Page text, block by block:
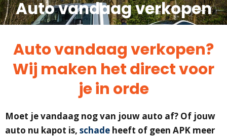
Auto vandaag verkopen
Auto vandaag verkopen?
Wij maken het direct voor
je in orde
Moet je vandaag nog van jouw auto af? Of jouw
auto nu kapot is, schade heeft of geen APK meer